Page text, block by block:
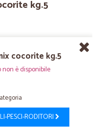
kg.5
cocorite kg.5
è disponibile
PESCI-RODITORI